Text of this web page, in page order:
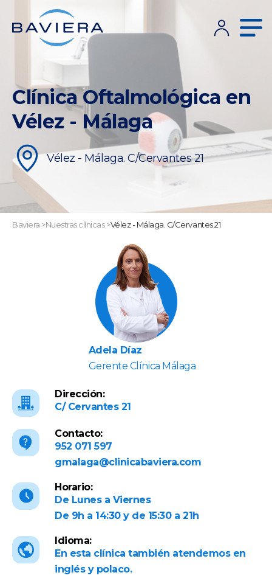
Clínica Oftalmológica en
Vélez - Málaga
Vélez - Málaga. C/Cervantes 21
Baviera >Nuestras clínicas>Vélez - Málaga. C/Cervantes 21
Adela Díaz
Gerente Clínica Málaga
Dirección:
C/ Cervantes 21
Contacto:
952 071 597
gmalaga@clinicabaviera.com
Horario:
De Lunes a Viernes
De 9h a 14:30 y de 15:30 a 21h
Idioma:
En esta clínica también atendemos en
inglés y polaco.